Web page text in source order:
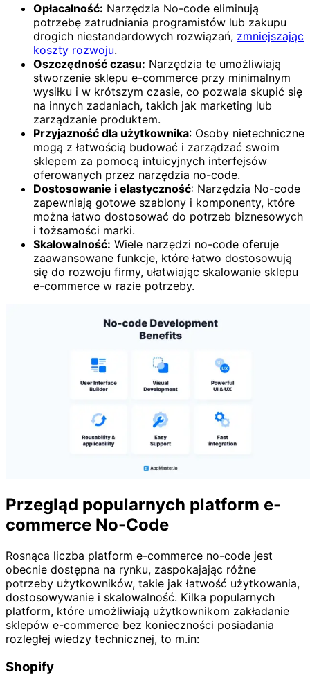
Opłacalność: Narzędzia No-code eliminują
potrzebę zatrudniania programistów lub zakupu
drogich niestandardowych rozwiązań, zmniejszając
koszty rozwoju.
Oszczędność czasu: Narzędzia te umożliwiają
stworzenie sklepu e-commerce przy minimalnym
wysiłku i w krótszym czasie, co pozwala skupić się
na innych zadaniach, takich jak marketing lub
zarządzanie produktem.
Przyjazność dla użytkownika: Osoby nietechniczne
mogą z łatwością budować i zarządzać swoim
sklepem za pomocą intuicyjnych interfejsów
oferowanych przez narzędzia no-code.
Dostosowanie i elastyczność: Narzędzia No-code
zapewniają gotowe szablony i komponenty, które
można łatwo dostosować do potrzeb biznesowych
i tożsamości marki.
Skalowalność: Wiele narzędzi no-code oferuje
zaawansowane funkcje, które łatwo dostosowują
się do rozwoju firmy, ułatwiając skalowanie sklepu
e-commerce w razie potrzeby.
Przegląd popularnych platform e-
commerce No-Code
Rosnąca liczba platform e-commerce no-code jest
obecnie dostępna na rynku, zaspokajając różne
potrzeby użytkowników, takie jak łatwość użytkowania,
dostosowywanie i skalowalność. Kilka popularnych
platform, które umożliwiają użytkownikom zakładanie
sklepów e-commerce bez konieczności posiadania
rozległej wiedzy technicznej, to m.in:
Shopify